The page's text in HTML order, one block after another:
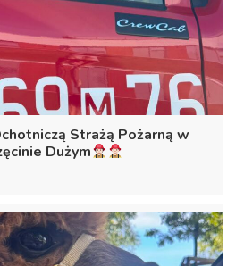
Strażą Pożarną w
Dużym